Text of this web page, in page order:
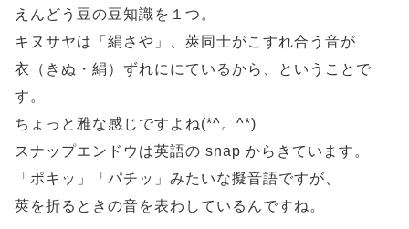
えんどう豆の豆知識を１つ。
キヌサヤは「絹さや」、莢同士がこすれ合う音が
衣（きぬ・絹）ずれににているから、ということで
す。
ちょっと雅な感じですよね(*^。^*)
スナップエンドウは英語の snap からきています。
「ポキッ」「パチッ」みたいな擬音語ですが、
莢を折るときの音を表わしているんですね。